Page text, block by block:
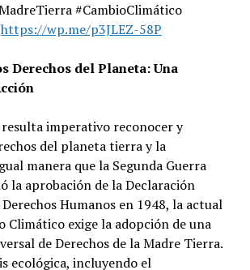
#CambioClimático
https://wp.me/p3JLEZ-58P
Derechos del Planeta: Una
imperativo reconocer y
del planeta tierra y la
manera que la Segunda Guerra
la aprobación de la Declaración
Humanos en 1948, la actual
Climático exige la adopción de una
de Derechos de la Madre Tierra.
ecológica, incluyendo el